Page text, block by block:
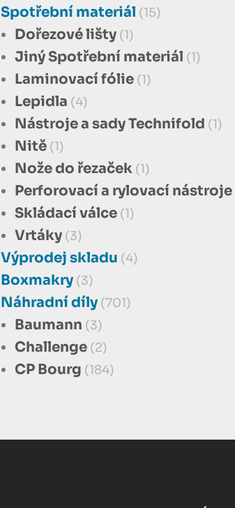
Spotřební materiál (15)
Dořezové lišty (1)
Jiný Spotřební materiál (1)
Laminovací fólie (1)
Lepidla (4)
Nástroje a sady Technifold (1)
Nitě (1)
Nože do řezaček (1)
Perforovací a rylovací nástroje
Skládací válce (1)
Vrtáky (3)
Výprodej skladu (4)
Boxmakry (3)
Náhradní díly (701)
Baumann (3)
Challenge (2)
CP Bourg (184)